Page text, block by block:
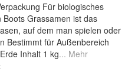
Für biologisches
Grassamen ist das
auf dem man spielen oder
Bestimmt für Außenbereich
Inhalt 1 kg... Mehr